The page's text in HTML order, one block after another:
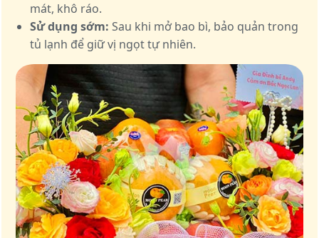
mát, khô ráo.
Sử dụng sớm: Sau khi mở bao bì, bảo quản trong
tủ lạnh để giữ vị ngọt tự nhiên.